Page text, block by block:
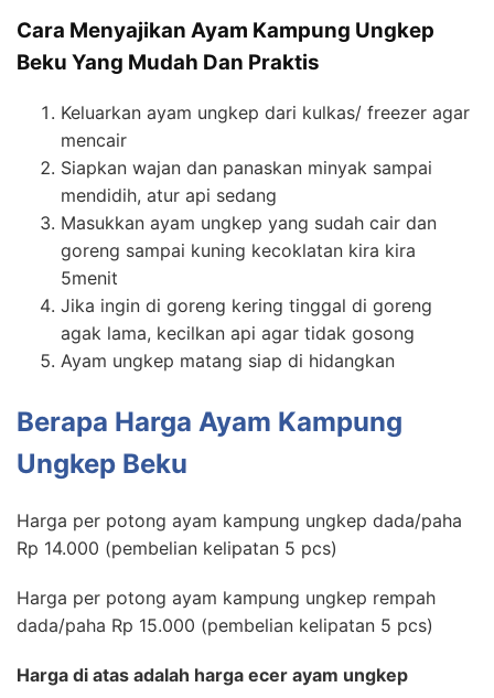
Cara Menyajikan Ayam Kampung Ungkep
Beku Yang Mudah Dan Praktis
Keluarkan ayam ungkep dari kulkas/ freezer agar
mencair
Siapkan wajan dan panaskan minyak sampai
mendidih, atur api sedang
Masukkan ayam ungkep yang sudah cair dan
goreng sampai kuning kecoklatan kira kira
5menit
Jika ingin di goreng kering tinggal di goreng
agak lama, kecilkan api agar tidak gosong
Ayam ungkep matang siap di hidangkan
Berapa Harga Ayam Kampung
Ungkep Beku
Harga per potong ayam kampung ungkep dada/paha
Rp 14.000 (pembelian kelipatan 5 pcs)
Harga per potong ayam kampung ungkep rempah
dada/paha Rp 15.000 (pembelian kelipatan 5 pcs)
Harga di atas adalah harga ecer ayam ungkep